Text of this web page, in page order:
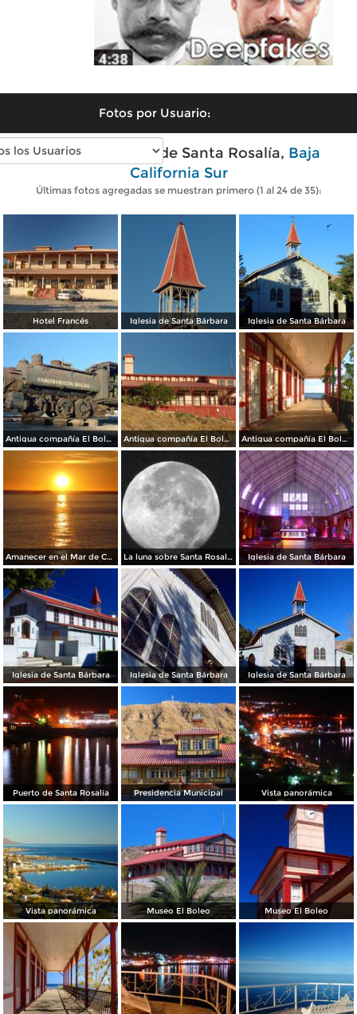
Fotos por Usuario:
Fotos modernas de Santa Rosalía, Baja
California Sur
Últimas fotos agregadas se muestran primero (1 al 24 de 35):
Hotel Francés Iglesia de Santa Bárbara Iglesia de Santa Bárbara
Antigua compañía El Boleo Antigua compañía El Boleo Antigua compañía El Boleo
Amanecer en el Mar de Cortés La luna sobre Santa Rosalía Iglesia de Santa Bárbara
Iglesia de Santa Bárbara Iglesia de Santa Bárbara Iglesia de Santa Bárbara
Puerto de Santa Rosalía Presidencia Municipal Vista panorámica
Vista panorámica Museo El Boleo Museo El Boleo